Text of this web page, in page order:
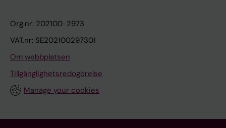
Org.nr: 202100-2973
VAT.nr: SE202100297301
Om webbplatsen
Tillgänglighetsredogörelse
Manage your cookies